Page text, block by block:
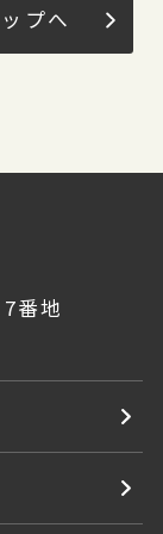
プへ
番地